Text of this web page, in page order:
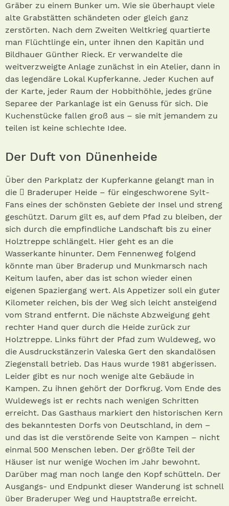
Gräber zu einem Bunker um. Wie sie überhaupt viele
alte Grabstätten schändeten oder gleich ganz
zerstörten. Nach dem Zweiten Weltkrieg quartierte
man Flüchtlinge ein, unter ihnen den Kapitän und
Bildhauer Günther Rieck. Er verwandelte die
weitverzweigte Anlage zunächst in ein Atelier, dann in
das legendäre Lokal Kupferkanne. Jeder Kuchen auf
der Karte, jeder Raum der Hobbithöhle, jedes grüne
Separee der Parkanlage ist ein Genuss für sich. Die
Kuchenstücke fallen groß aus – sie mit jemandem zu
teilen ist keine schlechte Idee.
Der Duft von Dünenheide
Über den Parkplatz der Kupferkanne gelangt man in
die  Braderuper Heide – für eingeschworene Sylt-
Fans eines der schönsten Gebiete der Insel und streng
geschützt. Darum gilt es, auf dem Pfad zu bleiben, der
sich durch die empfindliche Landschaft bis zu einer
Holztreppe schlängelt. Hier geht es an die
Wasserkante hinunter. Dem Fennenweg folgend
könnte man über Braderup und Munkmarsch nach
Keitum laufen, aber das ist schon wieder einen
eigenen Spaziergang wert. Als Appetizer soll ein guter
Kilometer reichen, bis der Weg sich leicht ansteigend
vom Strand entfernt. Die nächste Abzweigung geht
rechter Hand quer durch die Heide zurück zur
Holztreppe. Links führt der Pfad zum Wuldeweg, wo
die Ausdruckstänzerin Valeska Gert den skandalösen
Ziegenstall betrieb. Das Haus wurde 1981 abgerissen.
Leider gibt es nur noch wenige alte Gebäude in
Kampen. Zu ihnen gehört der Dorfkrug. Vom Ende des
Wuldewegs ist er rechts nach wenigen Schritten
erreicht. Das Gasthaus markiert den historischen Kern
des bekanntesten Dorfs von Deutschland, in dem –
und das ist die verstörende Seite von Kampen – nicht
einmal 500 Menschen leben. Der größte Teil der
Häuser ist nur wenige Wochen im Jahr bewohnt.
Darüber mag man noch lange den Kopf schütteln. Der
Ausgangs- und Endpunkt dieser Wanderung ist schnell
über Braderuper Weg und Hauptstraße erreicht.